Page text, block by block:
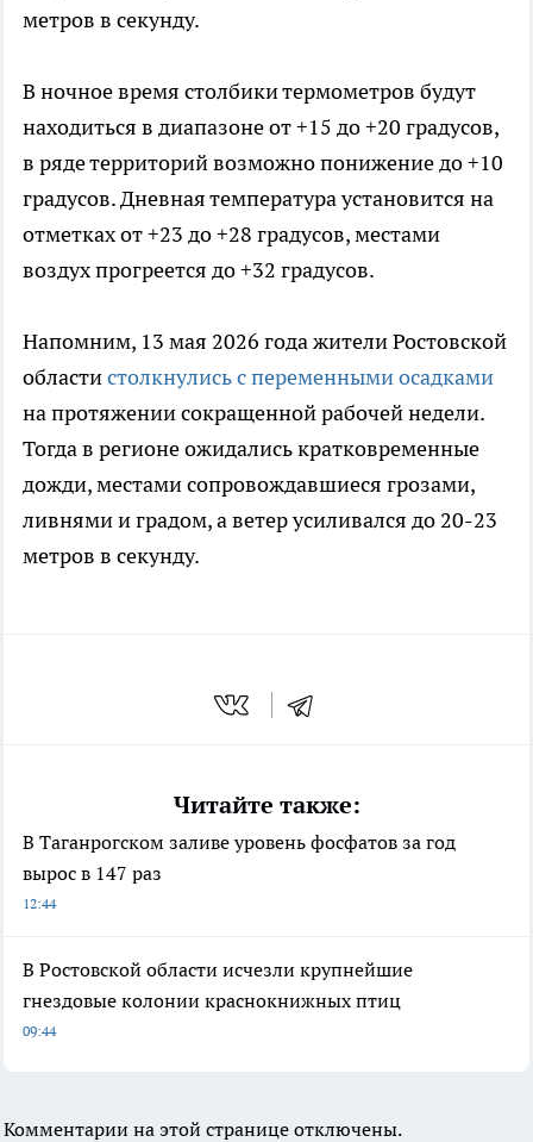
метров в секунду.
В ночное время столбики термометров будут
находиться в диапазоне от +15 до +20 градусов,
в ряде территорий возможно понижение до +10
градусов. Дневная температура установится на
отметках от +23 до +28 градусов, местами
воздух прогреется до +32 градусов.
Напомним, 13 мая 2026 года жители Ростовской
областистолкнулись с переменными осадками
на протяжении сокращенной рабочей недели.
Тогда в регионе ожидались кратковременные
дожди, местами сопровождавшиеся грозами,
ливнями и градом, а ветер усиливался до 20-23
метров в секунду.
Читайте также:
В Таганрогском заливе уровень фосфатов за год
вырос в 147 раз
12:44
В Ростовской области исчезли крупнейшие
гнездовые колонии краснокнижных птиц
09:44
Комментарии на этой странице отключены.